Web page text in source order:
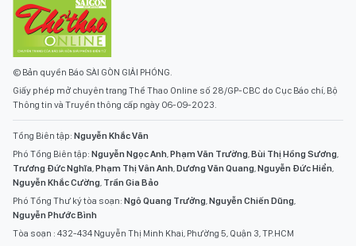
© Bản quyền Báo SÀI GÒN GIẢI PHÓNG.
Giấy phép mở chuyên trang Thể Thao Online số 28/GP-CBC do Cục Báo chí, Bộ
Thông tin và Truyền thông cấp ngày 06-09-2023.
Tổng Biên tập: Nguyễn Khắc Văn
Phó Tổng Biên tập: Nguyễn Ngọc Anh,Phạm Văn Trường,Bùi Thị Hồng Sương,
Trương Đức Nghĩa,Phạm Thị Vân Anh,Dương Văn Quang,Nguyễn Đức Hiển,
Nguyễn Khắc Cường, Trần Gia Bảo
Phó Tổng Thư ký tòa soạn: Ngô Quang Trưởng,Nguyễn Chiến Dũng,
Nguyễn Phước Bình
Tòa soạn : 432-434 Nguyễn Thị Minh Khai, Phường 5, Quận 3, TP.HCM